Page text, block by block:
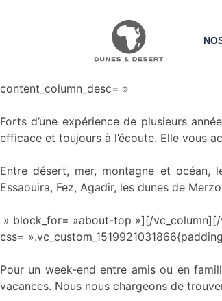
content_column_desc= »
Forts d’une expérience de plusieurs
efficace et toujours à l’écoute. Elle vous
Entre désert, mer, montagne et océan,
Essaouira, Fez, Agadir, les dunes de
» block_for= »about-top »][/
css=
Pour un week-end entre amis ou en
vacances. Nous nous chargeons de